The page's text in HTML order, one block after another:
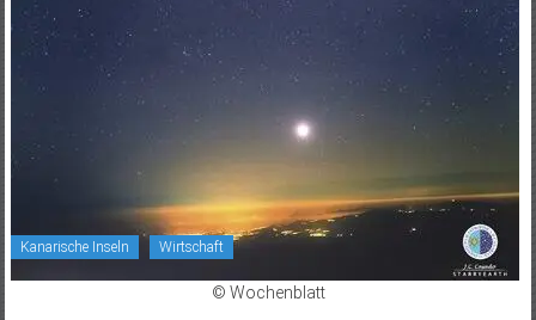
Inseln
Kanarische Inseln Wirtschaft
© Wochenblatt